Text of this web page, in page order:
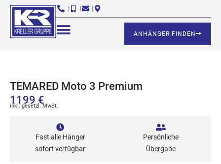
ANHÄNGER FINDEN
TEMARED Moto 3 Premium
1199 €
inkl. gesetzl. MwSt.
Fast alle Hänger
sofort verfügbar
Persönliche
Übergabe